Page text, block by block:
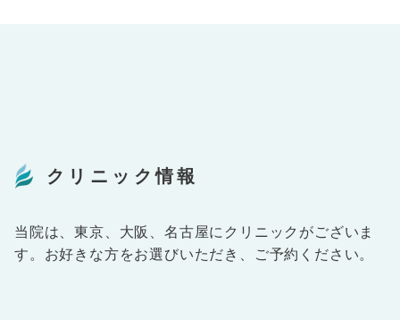
クリニック情報
当院は、東京、大阪、名古屋にクリニックがございま
す。お好きな方をお選びいただき、ご予約ください。